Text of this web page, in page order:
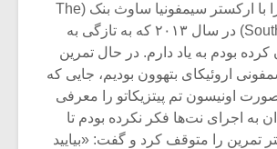
نخستین تمرینم را با ارکستر سیمفونیا ساوث بنک (The
Southbank Sinfonia) در سال ۲۰۱۳ که به تازگی به
کرده بودم به یاد دارم. در حال تمرین
اروئیکای بتهوون بودیم، جایی که
اونیسون تم پیتزیکاتو را معرفی
به اجرای نت‌ها فکر نکرده بودم تا
تمرین را متوقف کرد و گفت: «بیایید